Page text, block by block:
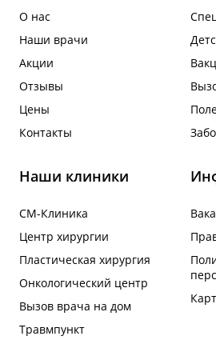
О нас
Наши врачи
Акции
Отзывы
Цены
Контакты
Наши клиники
СМ-Клиника
Центр хирургии
Пластическая хирургия
Онкологический центр
Вызов врача на дом
Травмпункт